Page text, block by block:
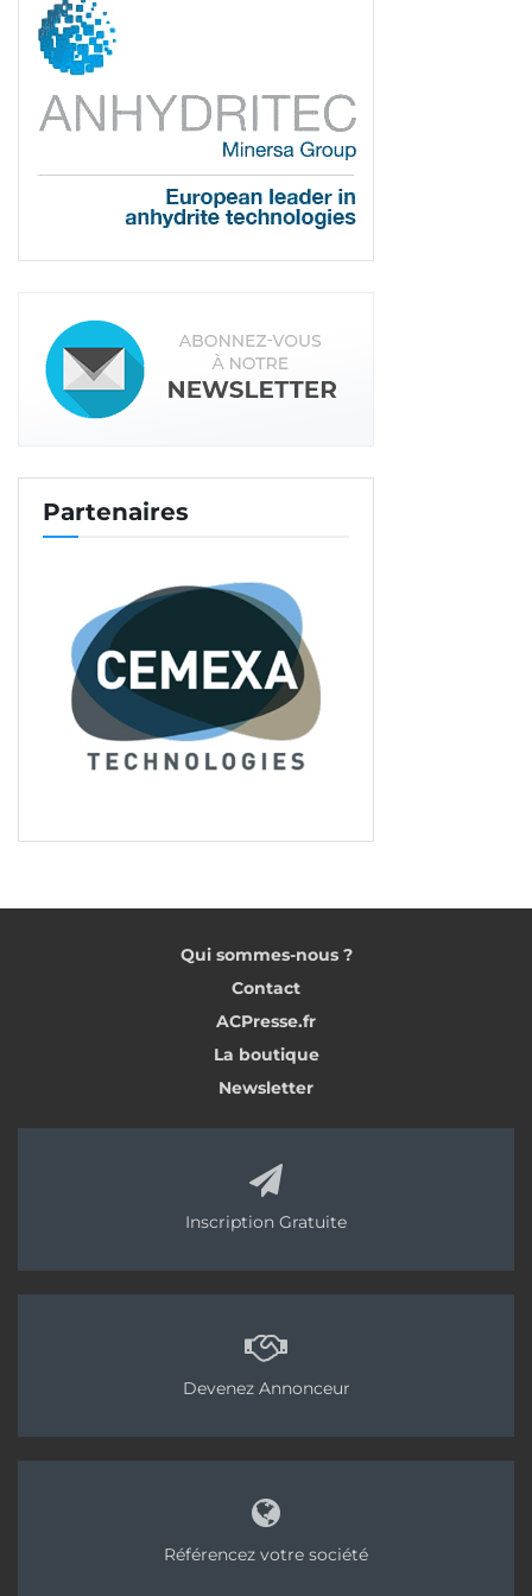
Partenaires
Qui sommes-nous ?
Contact
ACPresse.fr
La boutique
Newsletter
Inscription Gratuite
Devenez Annonceur
Référencez votre société